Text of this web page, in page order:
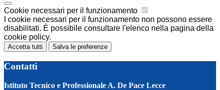
Cookie necessari per il funzionamento
I cookie necessari per il funzionamento non possono essere
disabilitati. È possibile consultare l'elenco nella pagina della
cookie policy.
Accetta tutti Salva le preferenze
Contatti
Istituto Tecnico e Professionale A. De Pace Lecce